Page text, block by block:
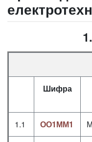
Шифра
1.1 ОО1ММ1